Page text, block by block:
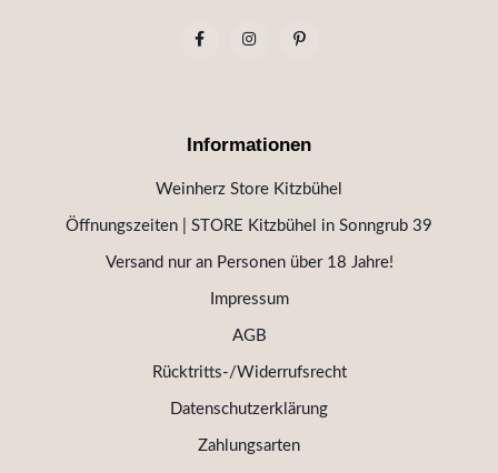
Informationen
Weinherz Store Kitzbühel
Öffnungszeiten | STORE Kitzbühel in Sonngrub 39
Versand nur an Personen über 18 Jahre!
Impressum
AGB
Rücktritts-/Widerrufsrecht
Datenschutzerklärung
Zahlungsarten